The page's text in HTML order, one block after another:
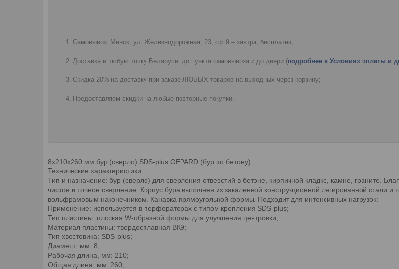
Самовывоз: Минск, ул. Железнодорожная, 23, оф.9 – завтра, бесплатно;
Доставка в любую точку Беларуси: до пункта самовывоза и до двери (подробнее в Условиях оплаты и
Скидка 20% на доставку при заказе ЛЮБЫХ товаров на выходных через корзину;
Предоставляем скидки на любые повторные покупки.
8х210х260 мм бур (сверло) SDS-plus GEPARD (бур по бетону)
Технические характеристики:
Тип и назначение: бур (сверло) для сверления отверстий в бетоне, кирпичной кладке, камне, граните.
чистое и точное сверление. Корпус бура выполнен из закаленной конструкционной легированной стали
вольфрамовым наконечником. Канавка прямоугольной формы. Подходит для интенсивных нагрузок;
Применение: используется в перфораторах с типом крепления SDS-plus;
Тип пластины: плоская W-образной формы для улучшения центровки;
Материал пластины: твердосплавная ВК9;
Тип хвостовика: SDS-plus;
Диаметр, мм: 8;
Рабочая длина, мм: 210;
Общая длина, мм: 260;